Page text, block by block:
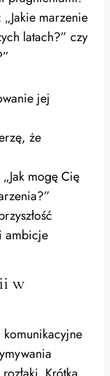
marzenie
latach?” czy
jej
że
mogę Cię
ambicje
w